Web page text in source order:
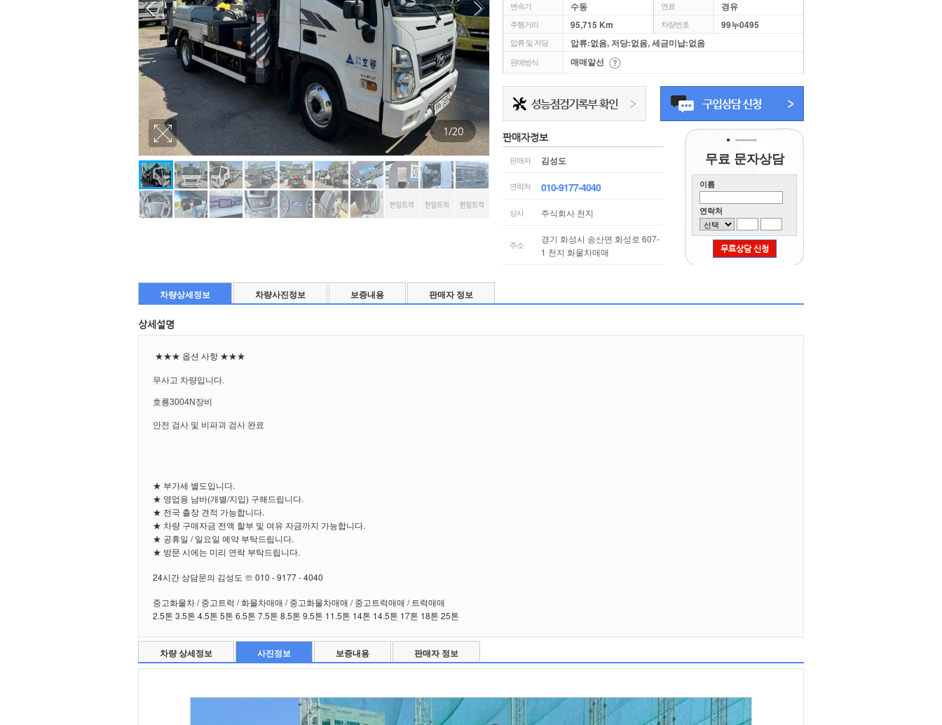
1/20
Prev Next
변속기 수동 연료 경유
주행거리 95,715 Km 차량번호 99누0495
압류 및 저당 압류:없음, 저당:없음, 세금미납:없음
판매방식 매매알선
판매자정보
판매자 김성도
연락처 010-9177-4040
상사 주식회사 천지
주소
경기 화성시 송산면 화성로 607-
1 천지 화물차매매
무료 문자상담
이름
연락처
차량상세정보 차량사진정보 보증내용 판매자 정보
상세설명
★★★ 옵션 사항 ★★★
무사고 차량입니다.
호룡3004N장비
안전 검사 및 비파괴 검사 완료
★ 부가세 별도입니다.
★ 영업용 남바(개별/지입) 구해드립니다.
★ 전국 출장 견적 가능합니다.
★ 차량 구매자금 전액 할부 및 여유 자금까지 가능합니다.
★ 공휴일 / 일요일 예약 부탁드립니다.
★ 방문 시에는 미리 연락 부탁드립니다.
24시간 상담문의 김성도 ☏ 010 - 9177 - 4040
중고화물차 / 중고트럭 / 화물차매매 / 중고화물차매매 / 중고트럭매매 / 트럭매매
2.5톤 3.5톤 4.5톤 5톤 6.5톤 7.5톤 8.5톤 9.5톤 11.5톤 14톤 14.5톤 17톤 18톤 25톤
차량 상세정보 사진정보 보증내용 판매자 정보